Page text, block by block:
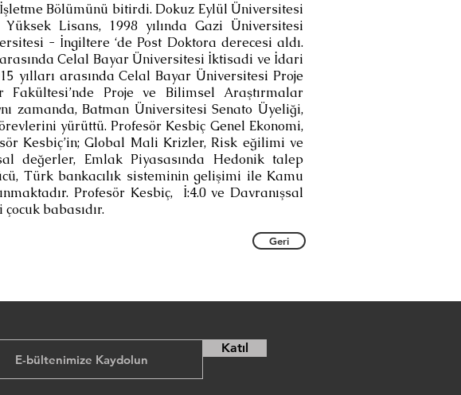
Bölümünü bitirdi. Dokuz Eylül Üniversitesi
Lisans, 1998 yılında Gazi Üniversitesi
- İngiltere ‘de Post Doktora derecesi aldı.
arasında Celal Bayar Üniversitesi İktisadi ve İdari
yılları arasında Celal Bayar Üniversitesi Proje
Proje ve Bilimsel Araştırmalar
zamanda, Batman Üniversitesi Senato Üyeliği,
yürüttü. Profesör Kesbiç Genel Ekonomi,
Kesbiç’in; Global Mali Krizler, Risk eğilimi ve
değerler, Emlak Piyasasında Hedonik talep
Türk bankacılık sisteminin gelişimi ile Kamu
Profesör Kesbiç, İ:4.0 ve Davranışsal
babasıdır.
Geri
Katıl